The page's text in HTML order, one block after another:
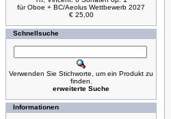
für Oboe + BC/Aeolus Wettbewerb 2027
€ 25,00
Schnellsuche
Verwenden Sie Stichworte, um ein Produkt zu
finden.
erweiterte Suche
Informationen